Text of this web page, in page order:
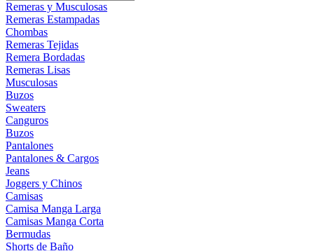
Remeras y Musculosas
Remeras Estampadas
Chombas
Remeras Tejidas
Remera Bordadas
Remeras Lisas
Musculosas
Buzos
Sweaters
Canguros
Buzos
Pantalones
Pantalones & Cargos
Jeans
Joggers y Chinos
Camisas
Camisa Manga Larga
Camisas Manga Corta
Bermudas
Shorts de Baño